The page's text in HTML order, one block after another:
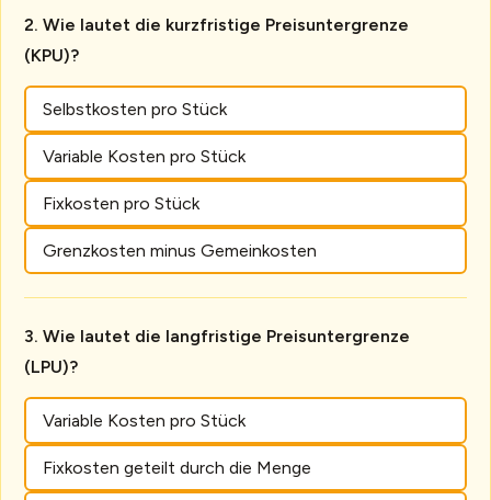
Wie lautet die kurzfristige Preisuntergrenze
(KPU)?
Selbstkosten pro Stück
Variable Kosten pro Stück
Fixkosten pro Stück
Grenzkosten minus Gemeinkosten
Wie lautet die langfristige Preisuntergrenze
(LPU)?
Variable Kosten pro Stück
Fixkosten geteilt durch die Menge